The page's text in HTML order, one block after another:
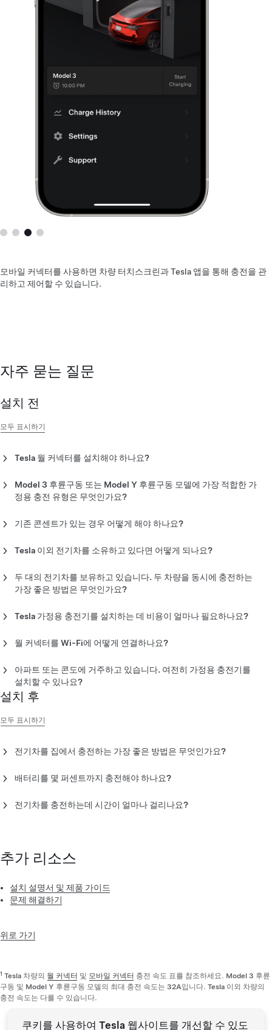
모바일 커넥터를 사용하면 차량 터치스크린과 Tesla 앱을 통해 충전을 관
리하고 제어할 수 있습니다.
자주 묻는 질문
설치 전
모두 표시하기
Tesla 월 커넥터를 설치해야 하나요?
성을 보장하는월 커넥터를 가정용 충전 솔루션으로 권장하고 있
습니다.
그러나 Tesla 차량은모바일 커넥터로도 충전할 수 있습니다. 집에
Model 3 후륜구동 또는 Model Y 후륜구동 모델에 가장 적합한 가
정용 충전 유형은 무엇인가요?
륜구동 모델에 최대 충전 속도(32A – 최대 7kW)를 제공합니다.
월 커넥터는 40A 회로 차단기(32A 출력)에 설치할 수 있습니다.
기존 콘센트가 있는 경우 어떻게 해야 하나요?
가정용 충전에 적합합니다. 그러나 Tesla 차량 역시 범용 콘센트에
참고 : 기존의 가정용 콘센트를 사용하려는 경우 Tesla는 사용 전에
좋습니다.
Tesla 이외 전기차를 소유하고 있다면 어떻게 되나요?
차량 및 사용 가능한 전력에 따라 다릅니다.
두 대의 전기차를 보유하고 있습니다. 두 차량을 동시에 충전하는
가장 좋은 방법은 무엇인가요?
가장 효율적인 선택입니다.
Tesla 가정용 충전기를 설치하는 데 비용이 얼마나 필요하나요?
으려면 한국 공인 전기 계약업체에 문의하세요.
월 커넥터를 Wi-Fi에 어떻게 연결하나요?
트 및 원격 진단을 통해 월 커넥터를 최신 상태로 유지할 수 있습니
다.
아파트 또는 콘도에 거주하고 있습니다. 여전히 가정용 충전기를
설치할 수 있나요?
법적으로 공동 주택에서 전기차 충전을 허용해야 하는 사례가 점
측 부동산 관리자에게 인센티브가 제공될 수 있습니다. 충전기 설
설치 후
모두 표시하기
전기차를 집에서 충전하는 가장 좋은 방법은 무엇인가요?
권장드립니다. 야간 전기 요금이 낮은 경우에는 충전 시간을 전기
배터리를 몇 퍼센트까지 충전해야 하나요?
터리를 충전하세요. 차량의 충전 한도를 조정하려면 터치스크린
사 전기차의 경우에는 차량 제조사의 지침을 참조하세요.
전기차를 충전하는데 시간이 얼마나 걸리나요?
추가 리소스
설치 설명서 및 제품 가이드
문제 해결하기
위로 가기
1 Tesla 차량의 월 커넥터 및 모바일 커넥터 충전 속도 표를 참조하세요. Model 3 후륜
구동 및 Model Y 후륜구동 모델의 최대 충전 속도는 32A입니다. Tesla 이외 차량의
충전 속도는 다를 수 있습니다.
쿠키를 사용하여 Tesla 웹사이트를 개선할 수 있도